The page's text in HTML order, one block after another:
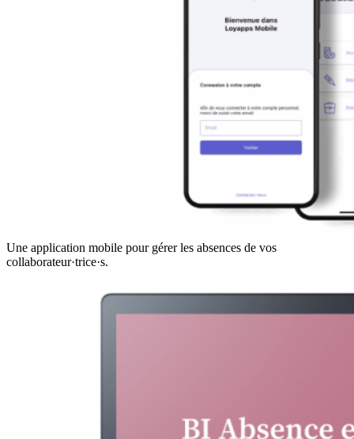
Une application mobile pour gérer les absences de vos
collaborateur·trice·s.